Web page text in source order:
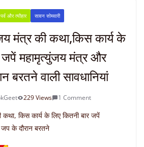
पर्व और त्यौहार सावन सोमवारी
मंत्र की कथा,किस कार्य के
जपें महामृत्युंजय मंत्र और
बरतने वाली सावधानियां
229 Views 1 Comment
कथा, किस कार्य के लिए कितनी बार जपें
के दौरान बरतने